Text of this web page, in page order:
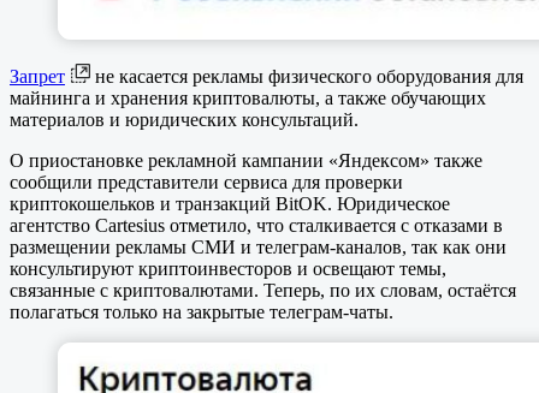
Запрет
не касается рекламы физического оборудования для
майнинга и хранения криптовалюты, а также обучающих
материалов и юридических консультаций.
О приостановке рекламной кампании «Яндексом» также
сообщили представители сервиса для проверки
криптокошельков и транзакций BitOK. Юридическое
агентство Cartesius отметило, что сталкивается с отказами в
размещении рекламы СМИ и телеграм-каналов, так как они
консультируют криптоинвесторов и освещают темы,
связанные с криптовалютами. Теперь, по их словам, остаётся
полагаться только на закрытые телеграм-чаты.